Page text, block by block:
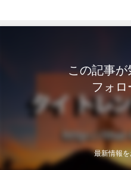
この記事が
フォロ
最新情報